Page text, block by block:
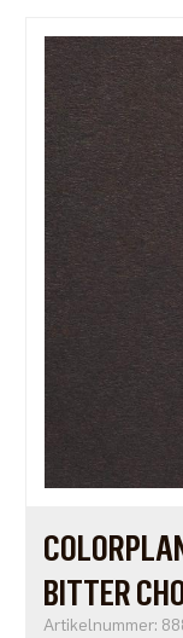
BITTER
Artikelnummer: